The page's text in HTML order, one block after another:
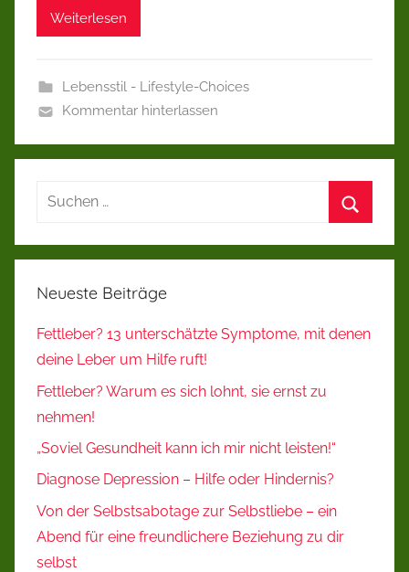
Weiterlesen
Lebensstil - Lifestyle-Choices
Kommentar hinterlassen
Suchen
Neueste Beiträge
Fettleber? 13 unterschätzte Symptome, mit denen
deine Leber um Hilfe ruft!
Fettleber? Warum es sich lohnt, sie ernst zu
nehmen!
„Soviel Gesundheit kann ich mir nicht leisten!“
Diagnose Depression – Hilfe oder Hindernis?
Von der Selbstsabotage zur Selbstliebe – ein
Abend für eine freundlichere Beziehung zu dir
selbst